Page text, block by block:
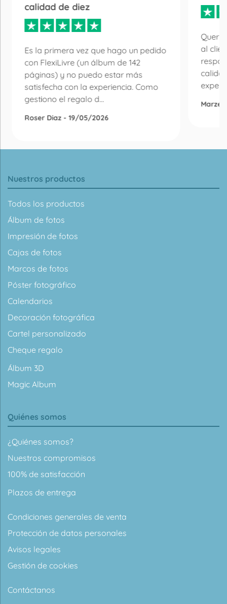
calidad de diez
Es la primera vez que hago un pedido
con FlexiLivre (un álbum de 142
páginas) y no puedo estar más
satisfecha con la experiencia. Como
gestiono el regalo d...
Roser Diaz - 19/05/2026
al
Nuestros productos
Todos los productos
Álbum de fotos
Impresión de fotos
Cajas de fotos
Marcos de fotos
Póster fotográfico
Calendarios
Decoración fotográfica
Cartel personalizado
Cheque regalo
Álbum 3D
Magic Album
Quiénes somos
¿Quiénes somos?
Nuestros compromisos
100% de satisfacción
Plazos de entrega
Condiciones generales de venta
Protección de datos personales
Avisos legales
Gestión de cookies
Contáctanos